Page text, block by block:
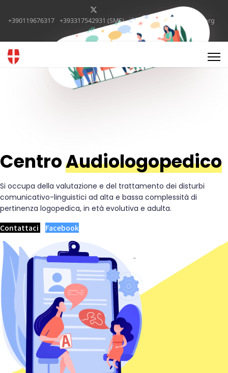
+390119676317 +393317542931 (SMS) info@istitutosorditorino.org
Select your language
CentroAudiologopedico
Si occupa della valutazione e del trattamento dei disturbi
comunicativo-linguistici ad alta e bassa complessità di
pertinenza logopedica, in età evolutiva e adulta.
Contattaci
Facebook